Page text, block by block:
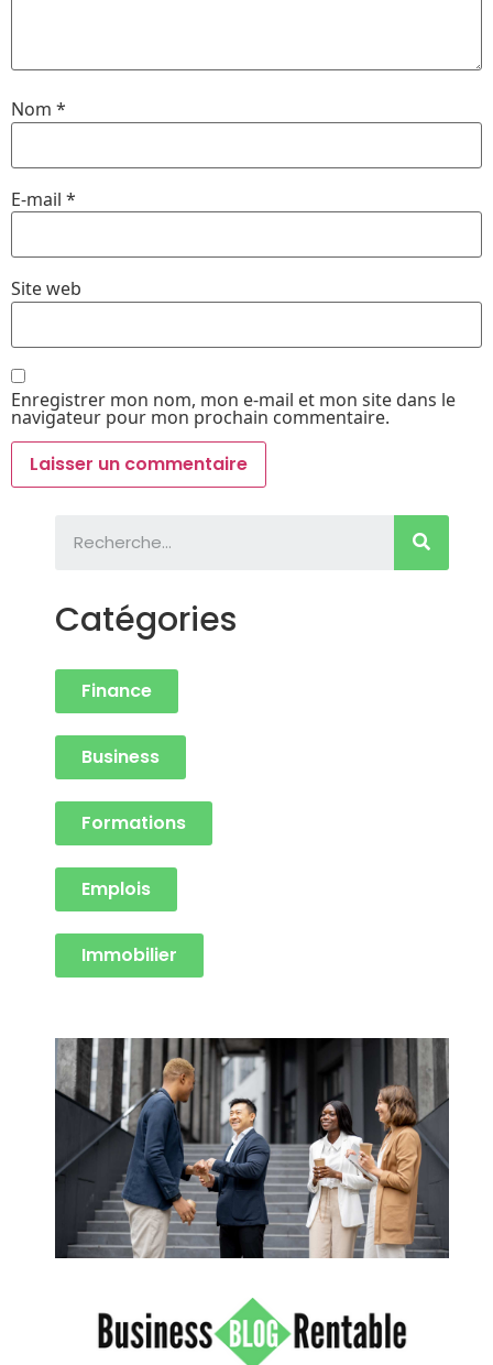
Nom *
E-mail *
Site web
Enregistrer mon nom, mon e-mail et mon site dans le
navigateur pour mon prochain commentaire.
Catégories
Finance
Business
Formations
Emplois
Immobilier